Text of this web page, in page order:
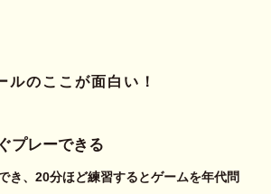
ルのここが面白い！
プレーできる
き、20分ほど練習するとゲームを年代問